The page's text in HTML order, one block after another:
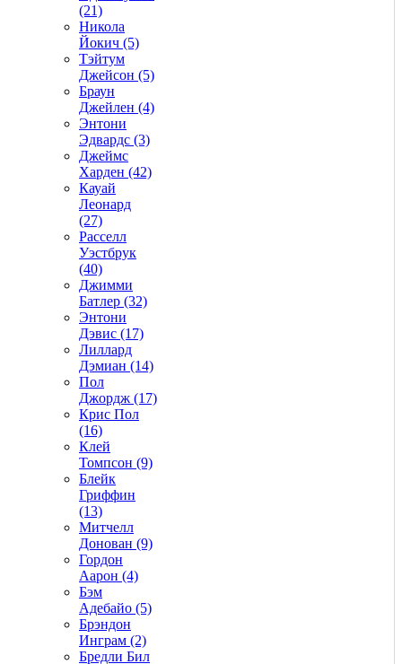
(21)
Никола
Йокич (5)
Тэйтум
Джейсон (5)
Браун
Джейлен (4)
Энтони
Эдвардс (3)
Джеймс
Харден (42)
Кауай
Леонард
(27)
Расселл
Уэстбрук
(40)
Джимми
Батлер (32)
Энтони
Дэвис (17)
Лиллард
Дэмиан (14)
Пол
Джордж (17)
Крис Пол
(16)
Клей
Томпсон (9)
Блейк
Гриффин
(13)
Митчелл
Донован (9)
Гордон
Аарон (4)
Бэм
Адебайо (5)
Брэндон
Инграм (2)
Бредли Бил